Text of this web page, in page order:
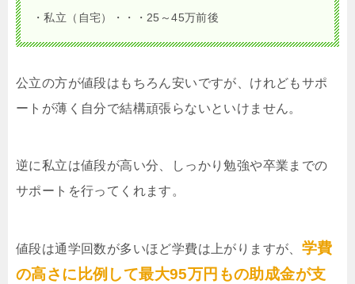
・私立（自宅）・・・25～45万前後
公立の方が値段はもちろん安いですが、けれどもサポ
ートが薄く自分で結構頑張らないといけません。
逆に私立は値段が高い分、しっかり勉強や卒業までの
サポートを行ってくれます。
値段は通学回数が多いほど学費は上がりますが、 学費
の高さに比例して最大95万円もの助成金が支